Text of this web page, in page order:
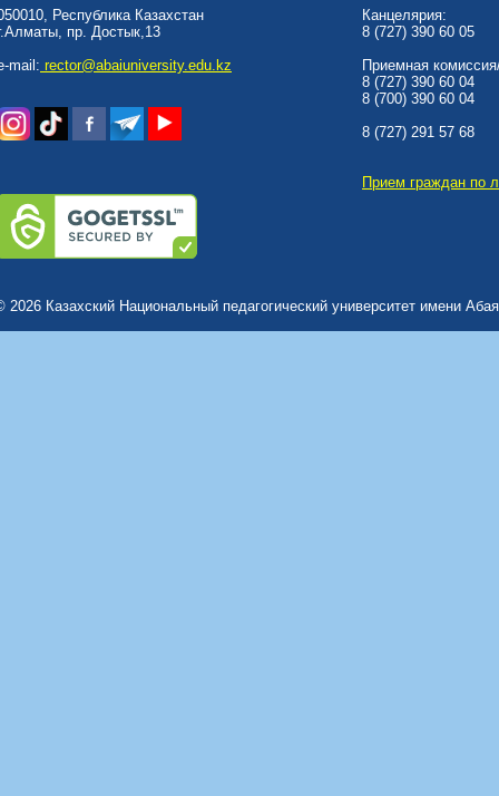
Республика Казахстан
пр. Достык,13
mail: rector@abaiuniversity.edu.kz
Канцелярия:
8 (727) 390 60 05
Приемная
8 (727) 390 60 04
8 (700) 390 60 04
8 (727) 291 57 68
Прием граждан по
2026 Казахский Национальный педагогический университет имени Абая